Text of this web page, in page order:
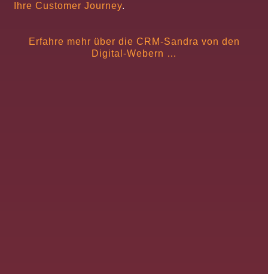
Ihre Customer Journey.
Erfahre mehr über die CRM-Sandra von den
Digital-Webern …